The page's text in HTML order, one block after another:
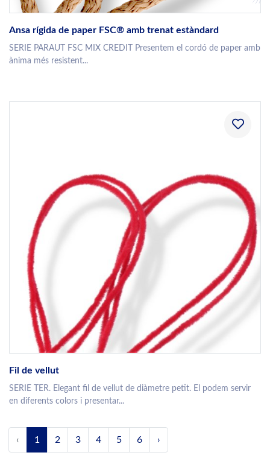
Ansa rígida de paper FSC® amb trenat estàndard
SERIE PARAUT FSC MIX CREDIT Presentem el cordó de paper amb
ànima més resistent...
Fil de vellut
SERIE TER. Elegant fil de vellut de diàmetre petit. El podem servir
en diferents colors i presentar...
‹ 1 2 3 4 5 6 ›